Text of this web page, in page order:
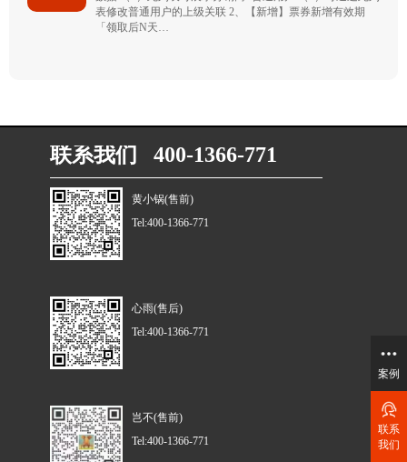
表修改普通用户的上级关联 2、【新增】票券新增有效期
「领取后N天…
联系我们 400-1366-771
黄小锅(售前)
Tel:400-1366-771
心雨(售后)
Tel:400-1366-771
岂不(售前)
Tel:400-1366-771
案例
联系
我们